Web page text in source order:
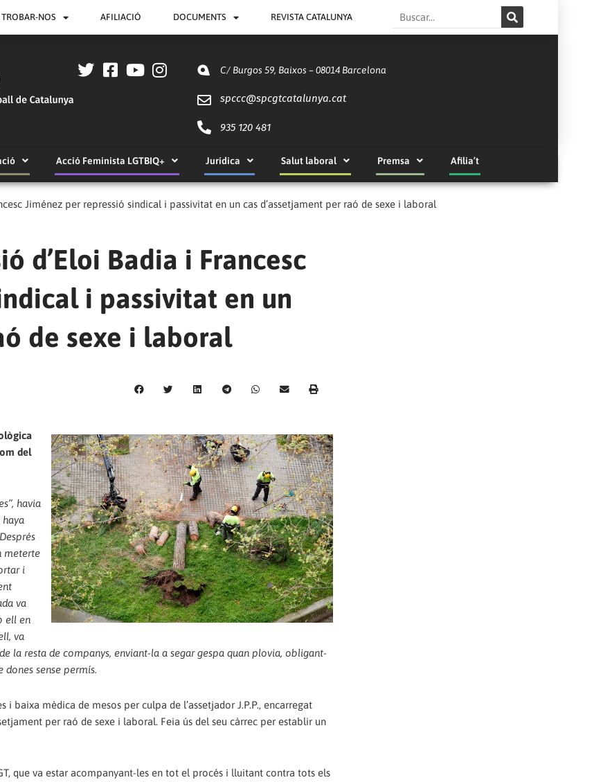
NOS AFILIACIÓ DOCUMENTS REVISTA CATALUNYA Search
C/ Burgos 59, Baixos – 08014 Barcelona
spccc@spcgtcatalunya.cat
935 120 481
Acció Feminista LGTBIQ+ Jurídica Salut laboral Premsa Afilia’t
Jiménez per repressió sindical i passivitat en un cas d’assetjament per raó de sexe i laboral
d’Eloi Badia i Francesc
i passivitat en un
de sexe i laboral
del
havia
meterte
i
va
ell en
va
la resta de companys, enviant-la a segar gespa quan plovia, obligant-
dones sense permís.
baixa mèdica de mesos per culpa de l’assetjador J.P.P., encarregat
per raó de sexe i laboral. Feia ús del seu càrrec per establir un
que va estar acompanyant-les en tot el procés i lluitant contra tots els